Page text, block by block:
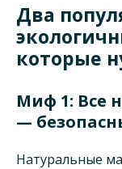
Два
которые
Миф 1: Все
—
Натуральные